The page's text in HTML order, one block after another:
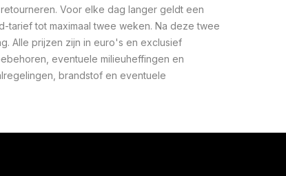
Voor elke dag langer geldt een
tarief tot maximaal twee weken. Na deze twee
Alle prijzen zijn in euro's en exclusief
eventuele milieuheffingen en
brandstof en eventuele